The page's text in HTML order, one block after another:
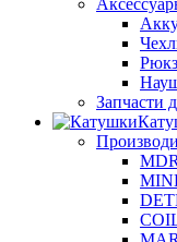
Запчасти